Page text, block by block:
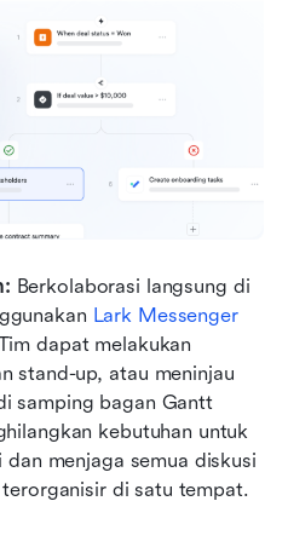
Berkolaborasi langsung di
Lark Messenger
dapat melakukan
stand-up, atau meninjau
samping bagan Gantt
kebutuhan untuk
menjaga semua diskusi
di satu tempat.